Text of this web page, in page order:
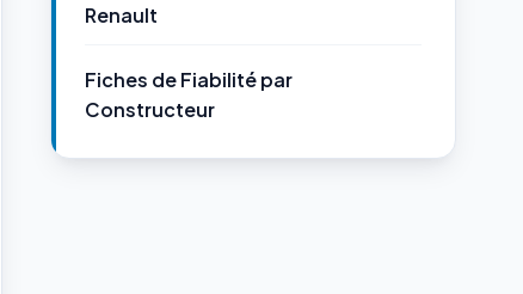
Renault
Fiches de Fiabilité par
Constructeur